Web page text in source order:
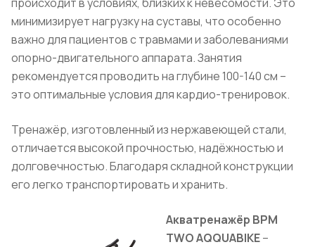
минимизирует нагрузку на суставы, что особенно
важно для пациентов с травмами и заболеваниями
опорно-двигательного аппарата. Занятия
рекомендуется проводить на глубине 100-140 см –
это оптимальные условия для кардио-тренировок.
Тренажёр, изготовленный из нержавеющей стали,
отличается высокой прочностью, надёжностью и
долговечностью. Благодаря складной конструкции
его легко транспортировать и хранить.
Акватренажёр BPM
TWO AQQUABIKE–